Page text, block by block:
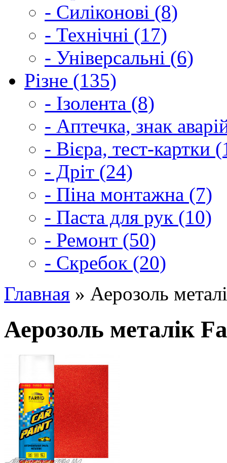
- Силіконові (8)
- Технічні (17)
- Універсальні (6)
Різне (135)
- Ізолента (8)
- Аптечка, знак
- Вієра, тест-картки
- Дріт (24)
- Піна монтажна (7)
- Паста для рук (10)
- Ремонт (50)
- Скребок (20)
Главная » Аерозоль
Аерозоль металік